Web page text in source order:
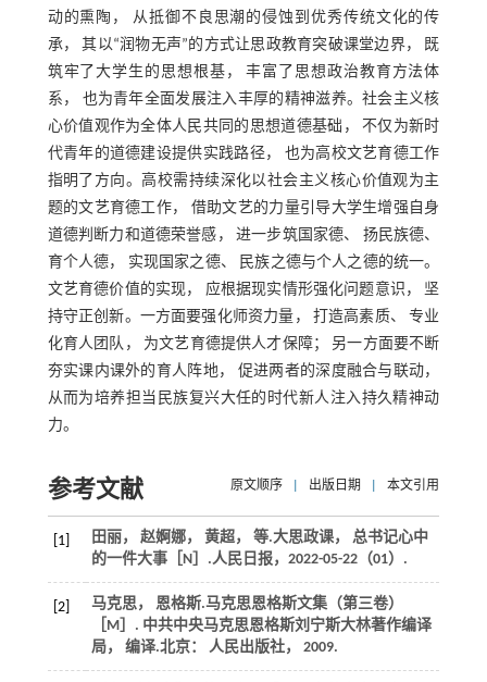
动的熏陶， 从抵御不良思潮的侵蚀到优秀传统文化的传
承， 其以“润物无声”的方式让思政教育突破课堂边界， 既
筑牢了大学生的思想根基， 丰富了思想政治教育方法体
系， 也为青年全面发展注入丰厚的精神滋养。社会主义核
心价值观作为全体人民共同的思想道德基础， 不仅为新时
代青年的道德建设提供实践路径， 也为高校文艺育德工作
指明了方向。高校需持续深化以社会主义核心价值观为主
题的文艺育德工作， 借助文艺的力量引导大学生增强自身
道德判断力和道德荣誉感， 进一步筑国家德、 扬民族德、
育个人德， 实现国家之德、 民族之德与个人之德的统一。
文艺育德价值的实现， 应根据现实情形强化问题意识， 坚
持守正创新。一方面要强化师资力量， 打造高素质、 专业
化育人团队， 为文艺育德提供人才保障； 另一方面要不断
夯实课内课外的育人阵地， 促进两者的深度融合与联动，
从而为培养担当民族复兴大任的时代新人注入持久精神动
力。
参考文献 原文顺序 出版日期 本文引用
[1] 田丽， 赵婀娜， 黄超， 等.大思政课， 总书记心中
的一件大事［N］.人民日报，2022-05-22（01）.
[2] 马克思， 恩格斯.马克思恩格斯文集（第三卷）
［M］. 中共中央马克思恩格斯刘宁斯大林著作编译
局， 编译.北京： 人民出版社， 2009.